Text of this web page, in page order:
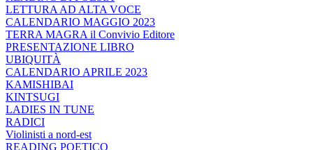
LETTURA AD ALTA VOCE
CALENDARIO MAGGIO 2023
TERRA MAGRA il Convivio Editore
PRESENTAZIONE LIBRO
UBIQUITÀ
CALENDARIO APRILE 2023
KAMISHIBAI
KINTSUGI
LADIES IN TUNE
RADICI
Violinisti a nord-est
READING POETICO